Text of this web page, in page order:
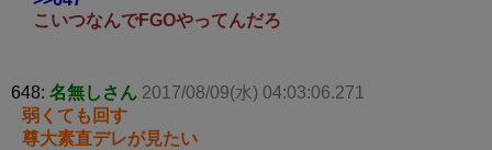
こいつなんでFGOやってんだろ
648: 名無しさん 2017/08/09(水) 04:03:06.271
弱くても回す
尊大素直デレが見たい